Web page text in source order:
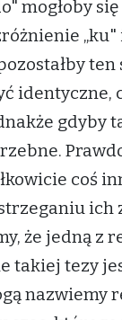
mogłoby
„ku"
ten
gdyby
coś
ich
że jedną z
takiej tezy
nazwiemy